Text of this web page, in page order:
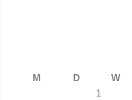
M
D W
1